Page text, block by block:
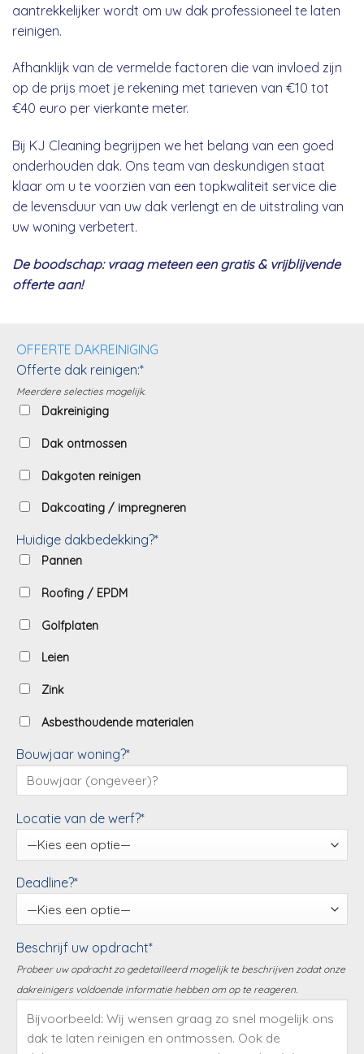
aantrekkelijker wordt om uw dak professioneel te laten
reinigen.
Afhanklijk van de vermelde factoren die van invloed zijn
op de prijs moet je rekening met tarieven van €10 tot
€40 euro per vierkante meter.
Bij KJ Cleaning begrijpen we het belang van een goed
onderhouden dak. Ons team van deskundigen staat
klaar om u te voorzien van een topkwaliteit service die
de levensduur van uw dak verlengt en de uitstraling van
uw woning verbetert.
De boodschap: vraag meteen een gratis & vrijblijvende
offerte aan!
OFFERTE DAKREINIGING
Offerte dak reinigen:*
Meerdere selecties mogelijk.
Dakreiniging
Dak ontmossen
Dakgoten reinigen
Dakcoating / impregneren
Huidige dakbedekking?*
Pannen
Roofing / EPDM
Golfplaten
Leien
Zink
Asbesthoudende materialen
Bouwjaar woning?*
Locatie van de werf?*
Deadline?*
Beschrijf uw opdracht*
Probeer uw opdracht zo gedetailleerd mogelijk te beschrijven zodat onze
dakreinigers voldoende informatie hebben om op te reageren.